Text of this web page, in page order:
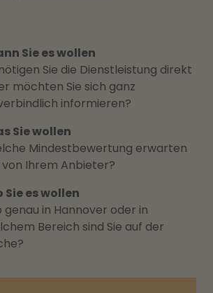
Sie es wollen
Sie die Dienstleistung direkt
möchten Sie sich ganz
informieren?
Sie wollen
Mindestbewertung erwarten
von Ihrem Anbieter?
Sie es wollen
genau in Hannover oder in
Bereich sind Sie auf der